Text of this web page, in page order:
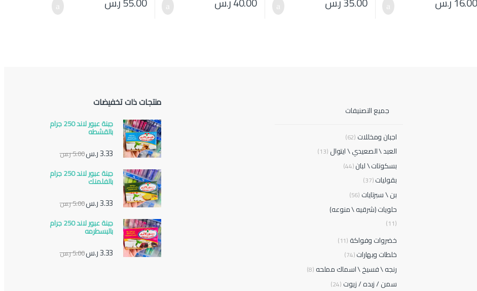
جميع التصنيفات
اجبان ومخللات (62)
العبد \ الصعيدي \ ايتوال(13)
بسكوتات \ لبان(44)
بقوليات(37)
بن \ سبرتايات (56)
حلويات (شرقيه \ منوعه)
(11)
خضروات وفواكة(11)
خلطات وبهارات(74)
رنجه \ فسيخ \ اسماك مملحه(8)
سمن / زبده / زيوت (24)
منتجات ذات تخفيضات
جبنة عبور لاند 250 جرام
بالقشطه
3.33ر.س5.00ر.س
جبنة عبور لاند 250 جرام
بالفلمنك
3.33ر.س5.00ر.س
جبنة عبور لاند 250 جرام
بالبسطرمه
3.33ر.س5.00ر.س